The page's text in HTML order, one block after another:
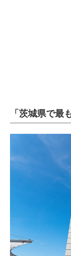
ちょっと気にな
「茨城県で最